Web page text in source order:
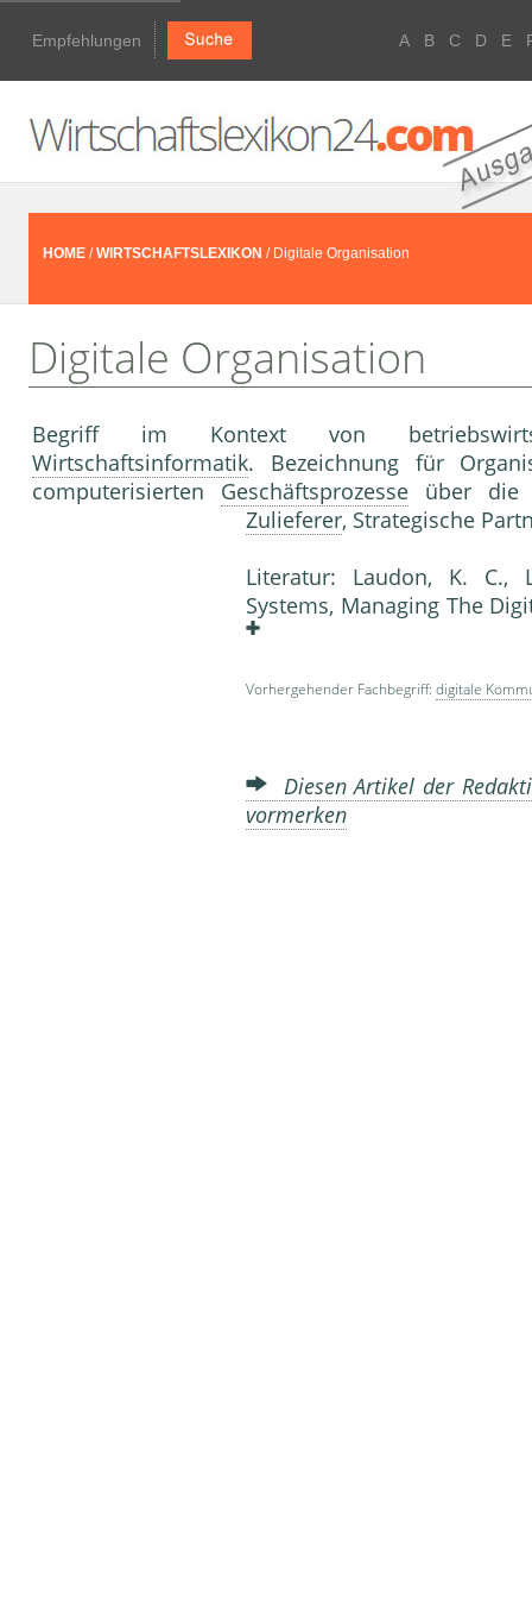
Empfehlungen A B C D E
HOME /WIRTSCHAFTSLEXIKON / Digitale Organisation
Digitale Organisation
Begriff im Kontext von
Wirtschaftsinformatik. Be­zeichnung für
computerisierten Geschäftsprozesseüber die
Zulieferer, Strategische
Literatur: Laudon, K.
Systems, Managing The
Vorhergehender Fachbegriff: digitale
Diesen Artikel der
vormerken